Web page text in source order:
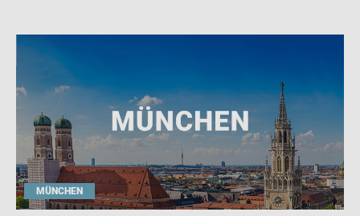
MÜNCHEN